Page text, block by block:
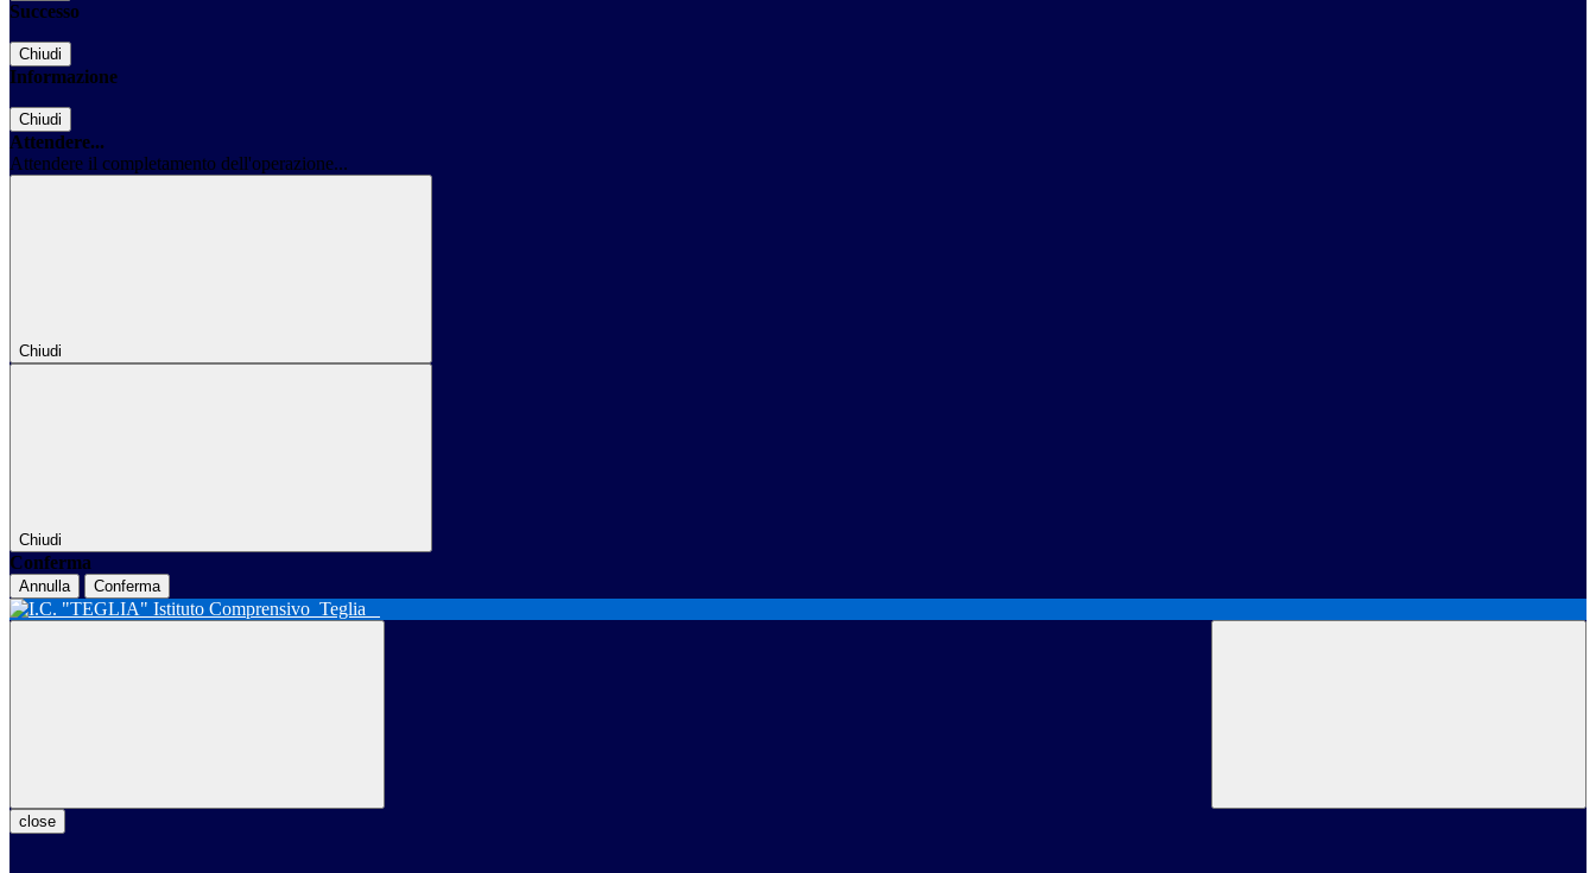
Successo
Chiudi
Informazione
Chiudi
Attendere...
Attendere il completamento dell'operazione...
Chiudi
Chiudi
Conferma
Annulla Conferma
Istituto Comprensivo Teglia
close